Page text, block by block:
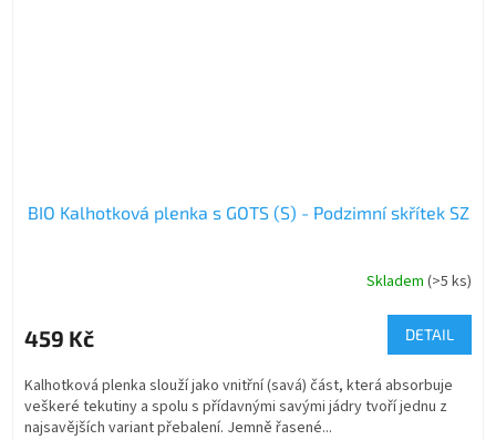
BIO Kalhotková plenka s GOTS (S) - Podzimní skřítek SZ
Skladem (>5 ks)
459 Kč DETAIL
Kalhotková plenka slouží jako vnitřní (savá) část, která absorbuje
veškeré tekutiny a spolu s přídavnými savými jádry tvoří jednu z
najsavějších variant přebalení. Jemně řasené...